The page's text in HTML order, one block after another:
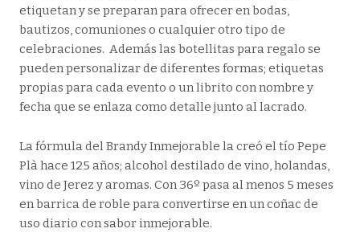
etiquetan y se preparan para ofrecer en bodas,
bautizos, comuniones o cualquier otro tipo de
celebraciones. Además las botellitas para regalo se
pueden personalizar de diferentes formas; etiquetas
propias para cada evento o un librito con nombre y
fecha que se enlaza como detalle junto al lacrado.
La fórmula del Brandy Inmejorable la creó el tío Pepe
Plà hace 125 años; alcohol destilado de vino, holandas,
vino de Jerez y aromas. Con 36º pasa al menos 5 meses
en barrica de roble para convertirse en un coñac de
uso diario con sabor inmejorable.